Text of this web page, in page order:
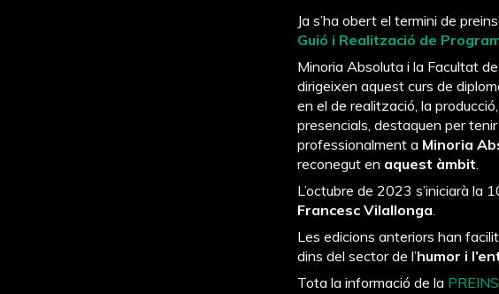
Ja s’ha obert el termini de
Guió i Realització de
Minoria Absoluta i la Facultat
dirigeixen aquest curs de
en el de realització, la
presencials, destaquen per
professionalment a Minoria
reconegut en aquest àmbit
L’octubre de 2023 s’iniciarà la
Francesc Vilallonga
Les edicions anteriors han
dins del sector de l’humor i
Tota la informació de la